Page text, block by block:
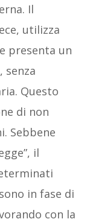
Il
utilizza
presenta un
senza
Questo
di non
Sebbene
il
in fase di
con la